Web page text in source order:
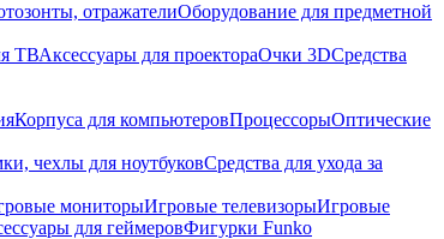
отражателиОборудование для предметной
ТВАксессуары для проектораОчки 3DСредства
Корпуса для компьютеровПроцессорыОптические
чехлы для ноутбуковСредства для ухода за
мониторыИгровые телевизорыИгровые
для геймеровФигурки Funko